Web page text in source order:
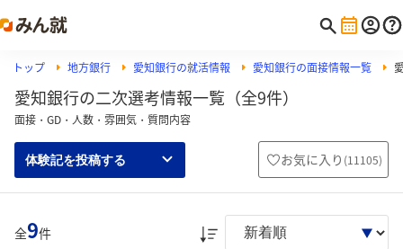
トップ 地方銀行 愛知銀行の就活情報 愛知銀行の面接情報一覧
愛知銀行の二次選考情報一覧（全9件）
面接・GD・人数・雰囲気・質問内容
体験記を投稿する お気に入り (11105)
全9件